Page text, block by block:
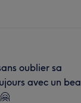
oublier sa
avec un